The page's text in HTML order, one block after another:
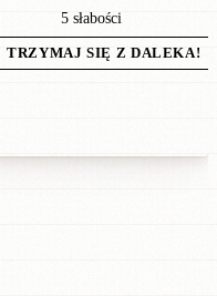
5 słabości
TRZYMAJ SIĘ Z DALEKA!